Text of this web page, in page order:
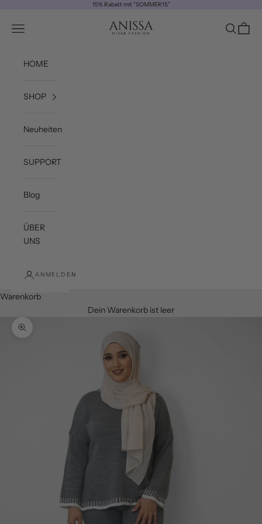
15% Rabatt mit "SOMMER15"
ANISSA
Navigationsmenü öffnen Suche
HOME
SHOP
Neuheiten
SUPPORT
Blog
ÜBER
UNS
ANMELDEN
Warenkorb
Dein Warenkorb ist leer
Bild vergrößern